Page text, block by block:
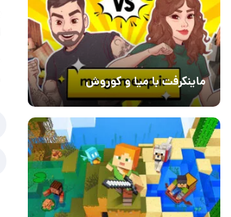
ماینکرفت با میا و کوروش
7
30 دی 1403